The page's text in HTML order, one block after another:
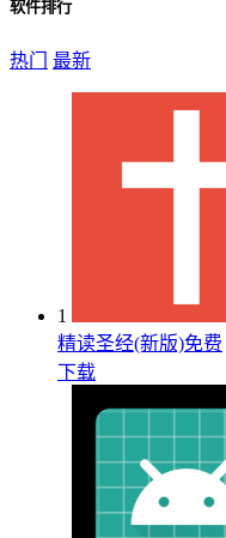
软件排行
热门 最新
1
精读圣经(新版)免费
下载